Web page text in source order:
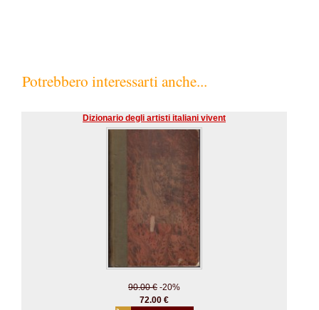
Potrebbero interessarti anche...
Dizionario degli artisti italiani vivent
90.00 € -20%
72.00 €